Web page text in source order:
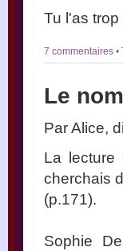
Tu l'as
7 commentaires •
Le
Par Alice,
La lecture
cherchais
(p.171).
Sophie